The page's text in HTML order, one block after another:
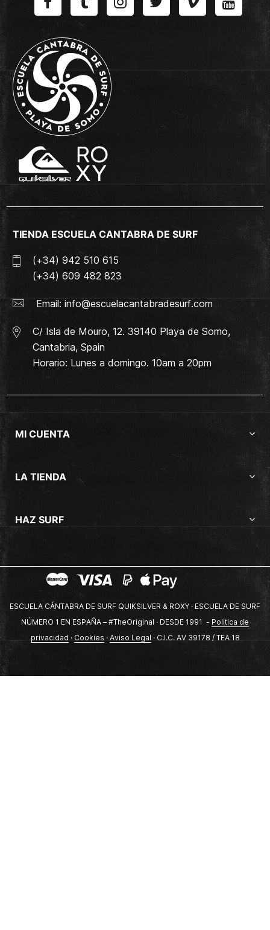
TIENDA ESCUELA CANTABRA DE SURF
(+34) 942 510 615
(+34) 609 482 823
Email: info@escuelacantabradesurf.com
C/ Isla de Mouro, 12. 39140 Playa de Somo,
Cantabria, Spain
Horario: Lunes a domingo. 10am a 20pm
MI CUENTA
LA TIENDA
HAZ SURF
ESCUELA CÁNTABRA DE SURF QUIKSILVER & ROXY · ESCUELA DE SURF
NÚMERO 1 EN ESPAÑA – #TheOriginal · DESDE 1991 - Politica de
privacidad · Cookies · Aviso Legal · C.I.C. AV 39178 / TEA 18